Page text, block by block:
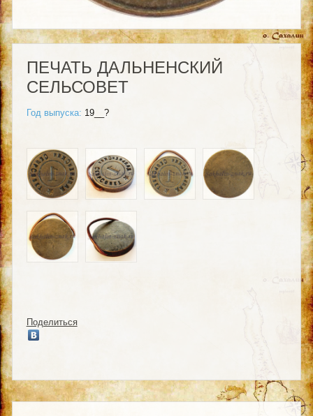
ПЕЧАТЬ ДАЛЬНЕНСКИЙ
СЕЛЬСОВЕТ
Год выпуска: 19__?
Поделиться